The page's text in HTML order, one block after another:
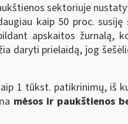
sektoriuje
kaip 50 proc. susiję
apskaitos žurnalą,
daryti prielaidą, jog
1 tūkst. patikrinimų, iš
mėsos ir paukštienos